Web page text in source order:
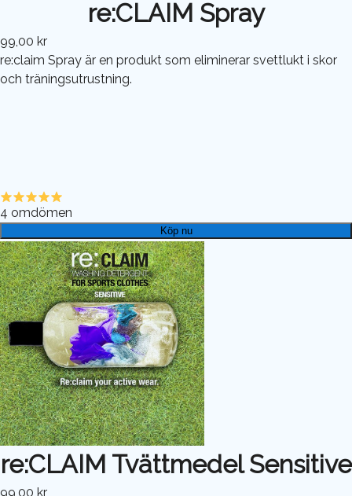
re:CLAIM Spray
99,00 kr
re:claim Spray är en produkt som eliminerar svettlukt i skor
och träningsutrustning.
4 omdömen
Köp nu
re:CLAIM Tvättmedel Sensitive
99,00 kr